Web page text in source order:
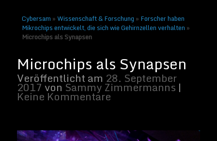
Cybersam »Wissenschaft & Forschung » Forscher haben
Mikrochips entwickelt, die sich wie Gehirnzellen verhalten »
Microchips als Synapsen